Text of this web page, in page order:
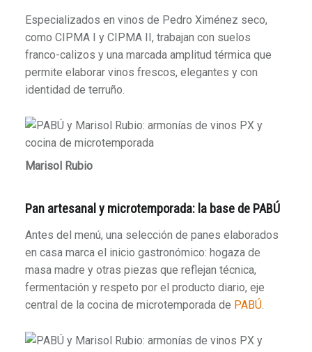
Especializados en vinos de Pedro Ximénez seco,
como CIPMA I y CIPMA II, trabajan con suelos
franco-calizos y una marcada amplitud térmica que
permite elaborar vinos frescos, elegantes y con
identidad de terruño.
Marisol Rubio
Pan artesanal y microtemporada: la base de PABÚ
Antes del menú, una selección de panes elaborados
en casa marca el inicio gastronómico: hogaza de
masa madre y otras piezas que reflejan técnica,
fermentación y respeto por el producto diario, eje
central de la cocina de microtemporada de PABÚ.